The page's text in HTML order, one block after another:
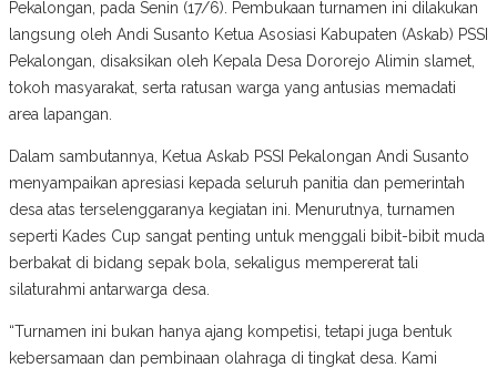
Pekalongan, pada Senin (17/6). Pembukaan turnamen ini dilakukan
langsung oleh Andi Susanto Ketua Asosiasi Kabupaten (Askab) PSSI
Pekalongan, disaksikan oleh Kepala Desa Dororejo Alimin slamet,
tokoh masyarakat, serta ratusan warga yang antusias memadati
area lapangan.
Dalam sambutannya, Ketua Askab PSSI Pekalongan Andi Susanto
menyampaikan apresiasi kepada seluruh panitia dan pemerintah
desa atas terselenggaranya kegiatan ini. Menurutnya, turnamen
seperti Kades Cup sangat penting untuk menggali bibit-bibit muda
berbakat di bidang sepak bola, sekaligus mempererat tali
silaturahmi antarwarga desa.
“Turnamen ini bukan hanya ajang kompetisi, tetapi juga bentuk
kebersamaan dan pembinaan olahraga di tingkat desa. Kami